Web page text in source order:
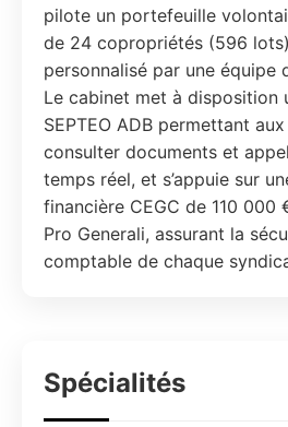
pilote un portefeuille
de 24 copropriétés (596
personnalisé par une équipe
Le cabinet met à disposition
SEPTEO ADB permettant
consulter documents et
temps réel, et s’appuie sur
financière CEGC de 110 000
Pro Generali, assurant la
comptable de chaque
Spécialités